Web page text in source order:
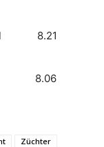
8.21
8.06
Züchter